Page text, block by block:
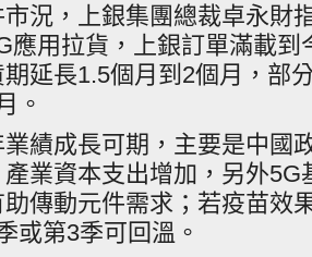
況，上銀集團總裁卓永財
應用拉貨，上銀訂單滿載到
延長1.5個月到2個月，部
。
績成長可期，主要是中國
業資本支出增加，另外5G
傳動元件需求；若疫苗效
或第3季可回溫。